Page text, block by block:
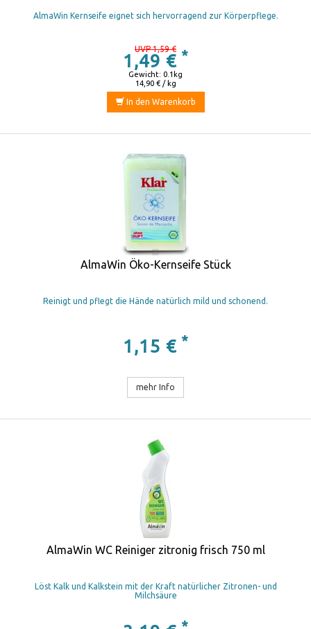
AlmaWin Kernseife eignet sich hervorragend zur Körperpflege.
UVP 1,59 €
1,49 € *
14,90 € / kg
Gewicht: 0.1kg
In den Warenkorb
AlmaWin Öko-Kernseife Stück
Reinigt und pflegt die Hände natürlich mild und schonend.
1,15 € *
mehr Info
AlmaWin WC Reiniger zitronig frisch 750 ml
Löst Kalk und Kalkstein mit der Kraft natürlicher Zitronen- und
Milchsäure